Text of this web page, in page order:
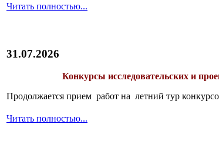
Читать полностью...
31.07.2026
Конкурсы исследовательских и
Продолжается прием работ на летний тур
Читать полностью...